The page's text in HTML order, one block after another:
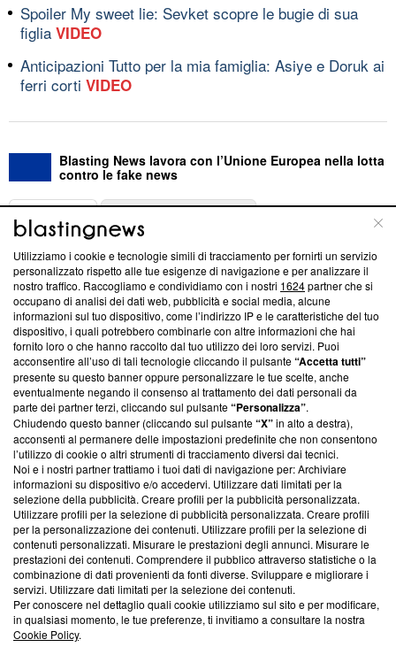
Spoiler My sweet lie: Sevket scopre le bugie di sua
figlia VIDEO
Anticipazioni Tutto per la mia famiglia: Asiye e Doruk ai
ferri corti VIDEO
Blasting News lavora con l’Unione Europea nella lotta
contro le fake news
ABOUT
Questa sezione offre informazioni trasparenti su Blasting
News, sui nostri processi editoriali e su come ci impegniamo a
creare news di qualità. Inoltre, afferma la nostra aderenza a
‘Trust Project - News with Integrity’Blasting News non è
ancora membro del programma, ma ha richiesto di farne
parte; Trust Project non ha ancora effettuato una verifica di
conformità agli standard.
Su di noi
Team editoriale
Corporate
Redazione
Informativa Privacy
Cookie Policy
Blasting SA, IDI CHE-247.845.224, Via Carlo Frasca, 3 - 6900
Lugano (Svizzera) Tel:+39 0690258937
© 2026 Blasting News
Utilizziamo i cookie e tecnologie simili di tracciamento per fornirti un servizio
personalizzato rispetto alle tue esigenze di navigazione e per analizzare il
nostro traffico. Raccogliamo e condividiamo con i nostri 1624partner che si
occupano di analisi dei dati web, pubblicità e social media, alcune
informazioni sul tuo dispositivo, come l’indirizzo IP e le caratteristiche del tuo
dispositivo, i quali potrebbero combinarle con altre informazioni che hai
fornito loro o che hanno raccolto dal tuo utilizzo dei loro servizi. Puoi
acconsentire all’uso di tali tecnologie cliccando il pulsante“Accetta tutti”
presente su questo banner oppure personalizzare le tue scelte, anche
eventualmente negando il consenso al trattamento dei dati personali da
parte dei partner terzi, cliccando sul pulsante“Personalizza”.
Chiudendo questo banner (cliccando sul pulsante“X”in alto a destra),
acconsenti al permanere delle impostazioni predefinite che non consentono
l’utilizzo di cookie o altri strumenti di tracciamento diversi dai tecnici.
Noi e i nostri partner trattiamo i tuoi dati di navigazione per: Archiviare
informazioni su dispositivo e/o accedervi. Utilizzare dati limitati per la
selezione della pubblicità. Creare profili per la pubblicità personalizzata.
Utilizzare profili per la selezione di pubblicità personalizzata. Creare profili
per la personalizzazione dei contenuti. Utilizzare profili per la selezione di
contenuti personalizzati. Misurare le prestazioni degli annunci. Misurare le
prestazioni dei contenuti. Comprendere il pubblico attraverso statistiche o la
combinazione di dati provenienti da fonti diverse. Sviluppare e migliorare i
servizi. Utilizzare dati limitati per la selezione dei contenuti.
Per conoscere nel dettaglio quali cookie utilizziamo sul sito e per modificare,
in qualsiasi momento, le tue preferenze, ti invitiamo a consultare la nostra
Cookie Policy.